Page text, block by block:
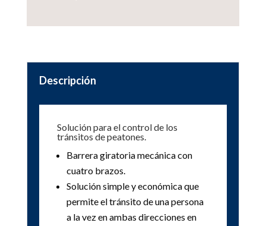
Descripción
Solución para el control de los
tránsitos de peatones.
Barrera giratoria mecánica con
cuatro brazos.
Solución simple y económica que
permite el tránsito de una persona
a la vez en ambas direcciones en